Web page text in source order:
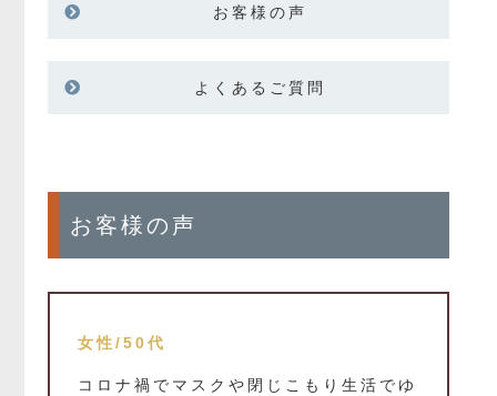
お客様の声
よくあるご質問
お客様の声
女性/50代
コロナ禍でマスクや閉じこもり生活でゆ